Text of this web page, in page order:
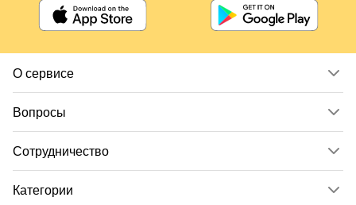
О сервисе
Вопросы
Сотрудничество
Категории